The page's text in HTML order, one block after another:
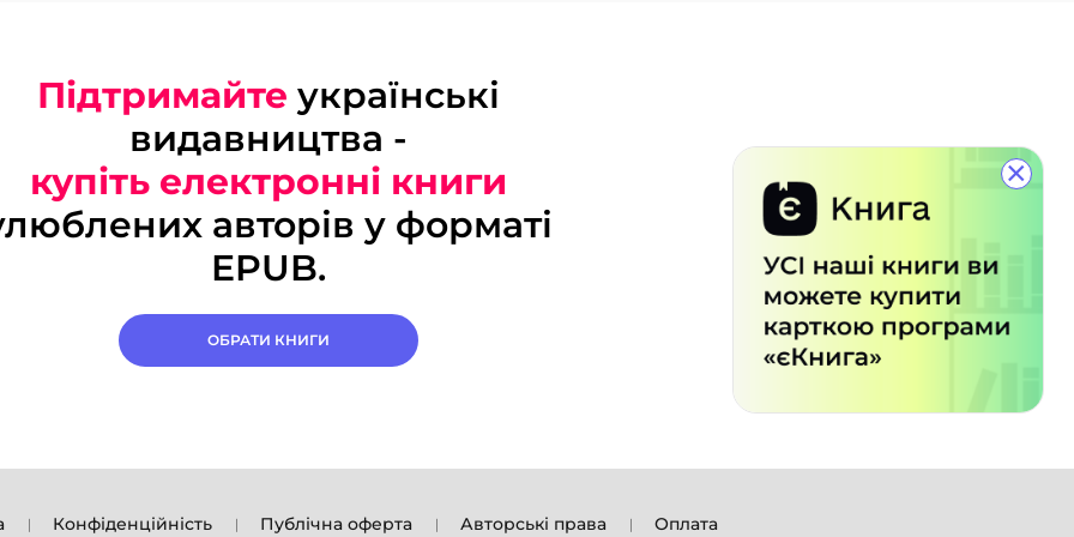
×
Підтримайте українські
видавництва -
купіть електронні книги
авторів у форматі
EPUB.
ОБРАТИ КНИГИ
Конфіденційність Публічна оферта Авторські права Оплата